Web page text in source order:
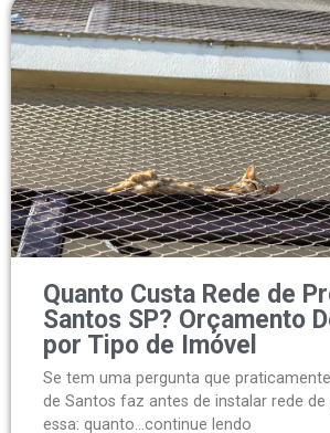
Quanto Custa Rede de
Santos SP? Orçamento
por Tipo de Imóvel
Se tem uma pergunta que
de Santos faz antes de instalar rede
essa: quanto...continue lendo